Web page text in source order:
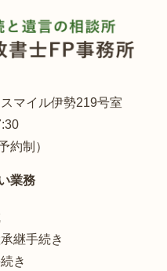
マイル伊勢219号室
約制）
業務
継手続き
き